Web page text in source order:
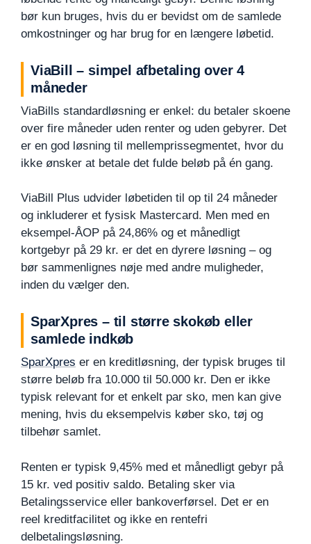
bør kun bruges, hvis du er bevidst om de samlede
omkostninger og har brug for en længere løbetid.
ViaBill – simpel afbetaling over 4
måneder
ViaBills standardløsning er enkel: du betaler skoene
over fire måneder uden renter og uden gebyrer. Det
er en god løsning til mellemprissegmentet, hvor du
ikke ønsker at betale det fulde beløb på én gang.
ViaBill Plus udvider løbetiden til op til 24 måneder
og inkluderer et fysisk Mastercard. Men med en
eksempel-ÅOP på 24,86% og et månedligt
kortgebyr på 29 kr. er det en dyrere løsning – og
bør sammenlignes nøje med andre muligheder,
inden du vælger den.
SparXpres – til større skokøb eller
samlede indkøb
SparXpres er en kreditløsning, der typisk bruges til
større beløb fra 10.000 til 50.000 kr. Den er ikke
typisk relevant for et enkelt par sko, men kan give
mening, hvis du eksempelvis køber sko, tøj og
tilbehør samlet.
Renten er typisk 9,45% med et månedligt gebyr på
15 kr. ved positiv saldo. Betaling sker via
Betalingsservice eller bankoverførsel. Det er en
reel kreditfacilitet og ikke en rentefri
delbetalingsløsning.